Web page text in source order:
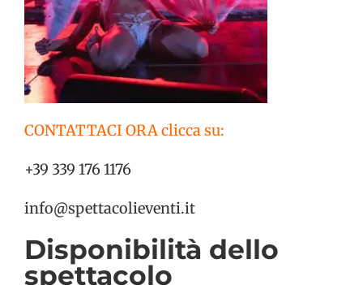
CONTATTACI ORA clicca su:
+39 339 176 1176
info@spettacolieventi.it
Disponibilità dello
spettacolo